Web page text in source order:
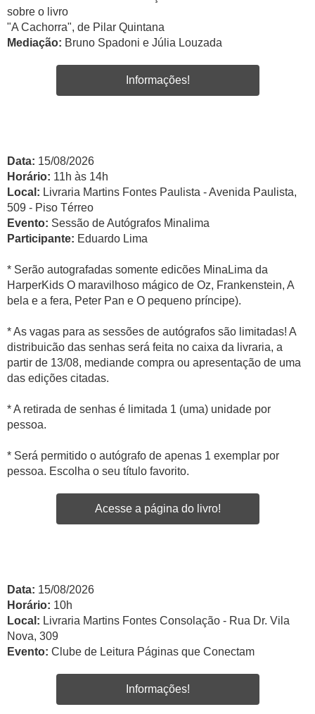
sobre o livro
"A Cachorra", de Pilar Quintana
Mediação: Bruno Spadoni e Júlia Louzada
Informações!
Data: 15/08/2026
Horário: 11h às 14h
Local: Livraria Martins Fontes Paulista - Avenida Paulista,
509 - Piso Térreo
Evento: Sessão de Autógrafos Minalima
Participante: Eduardo Lima
* Serão autografadas somente edicões MinaLima da
HarperKids O maravilhoso mágico de Oz, Frankenstein, A
bela e a fera, Peter Pan e O pequeno príncipe).
* As vagas para as sessões de autógrafos são limitadas! A
distribuicão das senhas será feita no caixa da livraria, a
partir de 13/08, mediande compra ou apresentação de uma
das edições citadas.
* A retirada de senhas é limitada 1 (uma) unidade por
pessoa.
* Será permitido o autógrafo de apenas 1 exemplar por
pessoa. Escolha o seu título favorito.
Acesse a página do livro!
Data: 15/08/2026
Horário: 10h
Local: Livraria Martins Fontes Consolação - Rua Dr. Vila
Nova, 309
Evento: Clube de Leitura Páginas que Conectam
Informações!